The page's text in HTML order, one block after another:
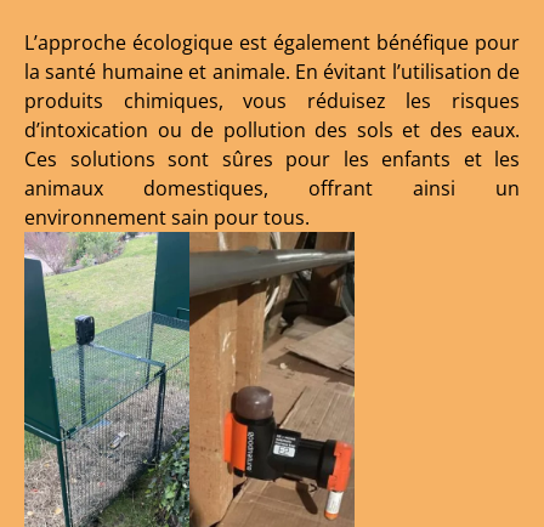
L’approche écologique est également bénéfique pour
la santé humaine et animale. En évitant l’utilisation de
produits chimiques, vous réduisez les risques
d’intoxication ou de pollution des sols et des eaux.
Ces solutions sont sûres pour les enfants et les
animaux domestiques, offrant ainsi un
environnement sain pour tous.